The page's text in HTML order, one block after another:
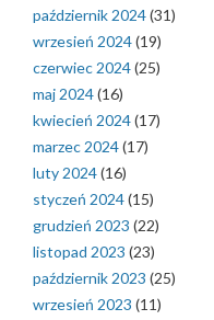
październik 2024(31)
wrzesień 2024(19)
czerwiec 2024(25)
maj 2024(16)
kwiecień 2024(17)
marzec 2024(17)
luty 2024(16)
styczeń 2024(15)
grudzień 2023 (22)
listopad 2023 (23)
październik 2023 (25)
wrzesień 2023 (11)